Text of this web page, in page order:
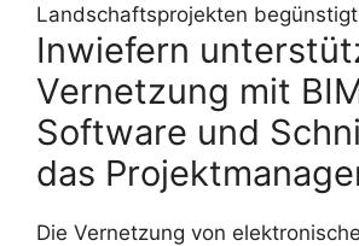
Landschaftsprojekten
Inwiefern
Vernetzung mit
Software und
das
Die Vernetzung von